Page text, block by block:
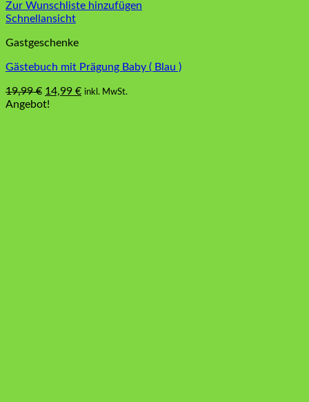
Zur Wunschliste hinzufügen
Schnellansicht
Gastgeschenke
Gästebuch mit Prägung Baby ( Blau )
19,99€ Ursprünglicher
Preis
14,99 €Aktueller
inkl. MwSt.
Angebot!